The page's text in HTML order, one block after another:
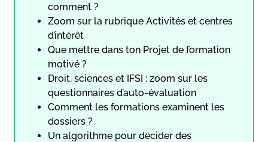
comment ?
Zoom sur la rubrique Activités et centres
d’intérêt
Que mettre dans ton Projet de formation
motivé ?
Droit, sciences et IFSI : zoom sur les
questionnaires d’auto-évaluation
Comment les formations examinent les
dossiers ?
Un algorithme pour décider des